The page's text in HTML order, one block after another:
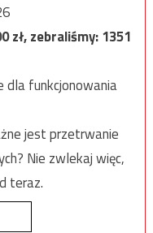
zł, zebraliśmy:1351
dla funkcjonowania
jest przetrwanie
Nie zwlekaj więc,
teraz.